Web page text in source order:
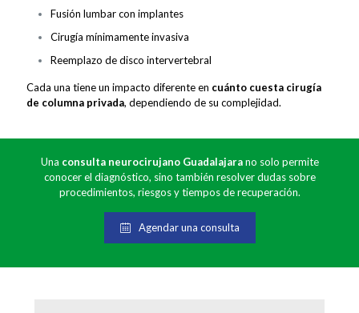
Fusión lumbar con implantes
Cirugía mínimamente invasiva
Reemplazo de disco intervertebral
Cada una tiene un impacto diferente en cuánto cuesta cirugía
de columna privada, dependiendo de su complejidad.
Una consulta neurocirujano Guadalajarano solo permite
conocer el diagnóstico, sino también resolver dudas sobre
procedimientos, riesgos y tiempos de recuperación.
Agendar una consulta